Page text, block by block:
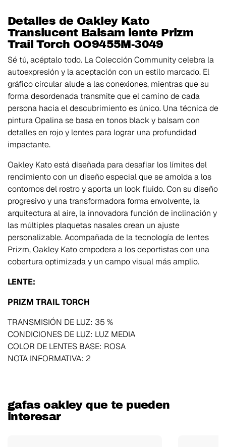
Detalles de Oakley Kato
Translucent Balsam lente Prizm
Trail Torch OO9455M-3049
Sé tú, acéptalo todo. La Colección Community celebra la
autoexpresión y la aceptación con un estilo marcado. El
gráfico circular alude a las conexiones, mientras que su
forma desordenada transmite que el camino de cada
persona hacia el descubrimiento es único. Una técnica de
pintura Opalina se basa en tonos black y balsam con
detalles en rojo y lentes para lograr una profundidad
impactante.
Oakley Kato está diseñada para desafiar los límites del
rendimiento con un diseño especial que se amolda a los
contornos del rostro y aporta un look fluido. Con su diseño
progresivo y una transformadora forma envolvente, la
arquitectura al aire, la innovadora función de inclinación y
las múltiples plaquetas nasales crean un ajuste
personalizable. Acompañada de la tecnología de lentes
Prizm, Oakley Kato empodera a los deportistas con una
cobertura optimizada y un campo visual más amplio.
LENTE:
PRIZM TRAIL TORCH
TRANSMISIÓN DE LUZ: 35 %
CONDICIONES DE LUZ: LUZ MEDIA
COLOR DE LENTES BASE: ROSA
NOTA INFORMATIVA: 2
gafas oakley que te pueden
interesar